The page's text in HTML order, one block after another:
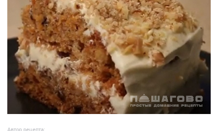
Автор рецепта: